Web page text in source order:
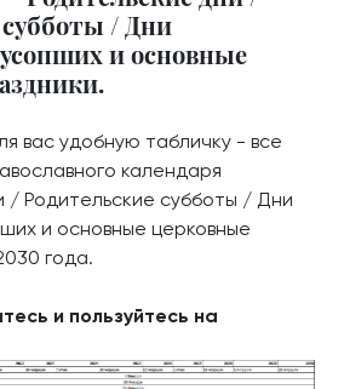
/ Дни
и основные
вас удобную табличку - все
календаря
/ Родительские субботы / Дни
и основные церковные
года.
и пользуйтесь на